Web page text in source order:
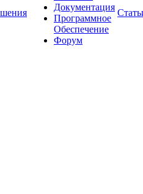
Документация
Программное
Обеспечение
Форум